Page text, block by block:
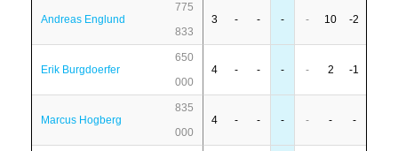
Andreas Englund
775
833
3 - - - - 10 -2
Erik Burgdoerfer
650
000
4 - - - - 2 -1
Marcus Hogberg
835
000
4 - - - - - -